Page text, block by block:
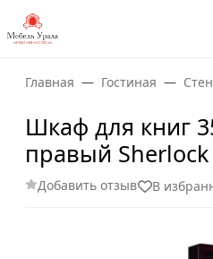
Главная Гостиная
Шкаф для книг
правый Sherlock
Добавить отзыв В